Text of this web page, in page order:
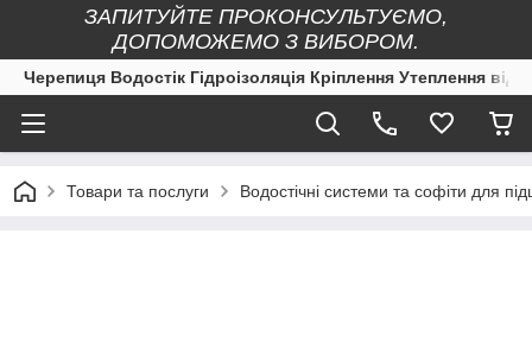
ЗАПИТУЙТЕ ПРОКОНСУЛЬТУЄМО,
ДОПОМОЖЕМО З ВИБОРОМ.
Черепиця Водостік Гідроізоляція Кріплення Утеплення
Товари та послуги Водостічні системи та софіти для